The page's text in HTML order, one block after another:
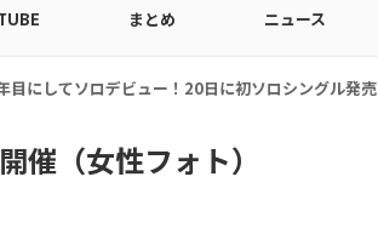
まとめ ニュース
開…証明写真でも完璧なビジュアル！
催（女性フォト）